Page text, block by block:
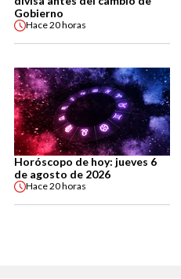
Gobierno
Hace20 horas
Horóscopo de hoy: jueves 6
de agosto de 2026
Hace20 horas